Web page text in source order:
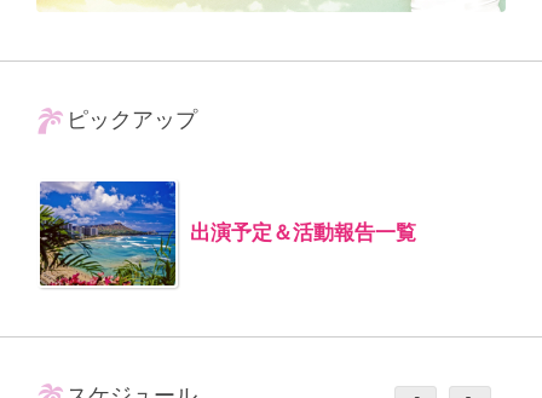
ピックアップ
出演予定＆活動報告一覧